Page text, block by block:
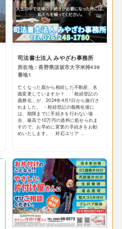
司法書士法人 みやざわ事務所
所在地：長野県須坂市大字米持439
番地1
亡くなった親から相続した不動産、名
義変更していますか？ 「相続登記の
義務化」が、2024年4月1日から施行さ
れました。 ・相続登記の義務化後に
は、期限までに手続きを行わない場
合、最高で10万円の過料に処せられま
すので、お早めに変更の手続きをお勧
めいたします。 対応エリア ...